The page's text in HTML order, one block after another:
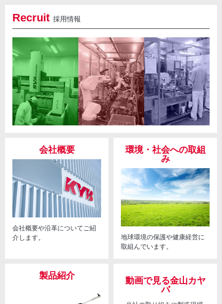
Recruit 採用情報
会社概要
会社概要や沿革についてご紹
介します。
環境・社会への取組
み
地球環境の保護や健康経営に
取組んでいます。
製品紹介
動画で見る金山カヤ
バ